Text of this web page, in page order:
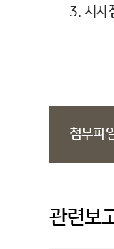
3. 시사
첨부파
관련보